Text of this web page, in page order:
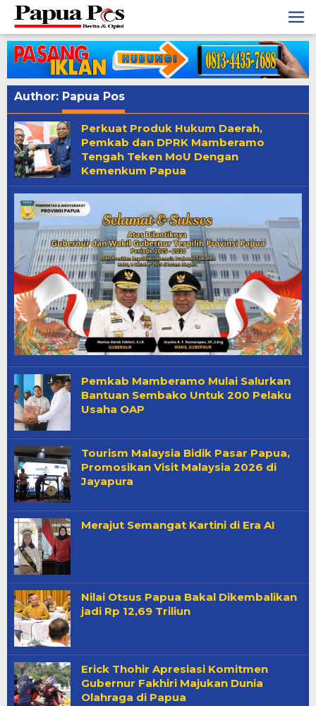
Skip
content
Author: Papua Pos
Perkuat Produk Hukum Daerah,
Pemkab dan DPRK Mamberamo
Tengah Teken MoU Dengan
Kemenkum Papua
Pemkab Mamberamo Mulai Salurkan
Bantuan Sembako Untuk 200 Pelaku
Usaha OAP
Tourism Malaysia Bidik Pasar Papua,
Promosikan Visit Malaysia 2026 di
Jayapura
Merajut Semangat Kartini di Era AI
Nilai Otsus Papua Bakal Dikembalikan
jadi Rp 12,69 Triliun
Erick Thohir Apresiasi Komitmen
Gubernur Fakhiri Majukan Dunia
Olahraga di Papua